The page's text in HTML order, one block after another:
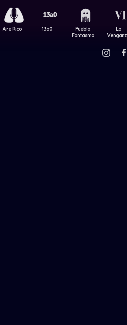
Aire Rico 13a0
Pueblo
Fantasma
La